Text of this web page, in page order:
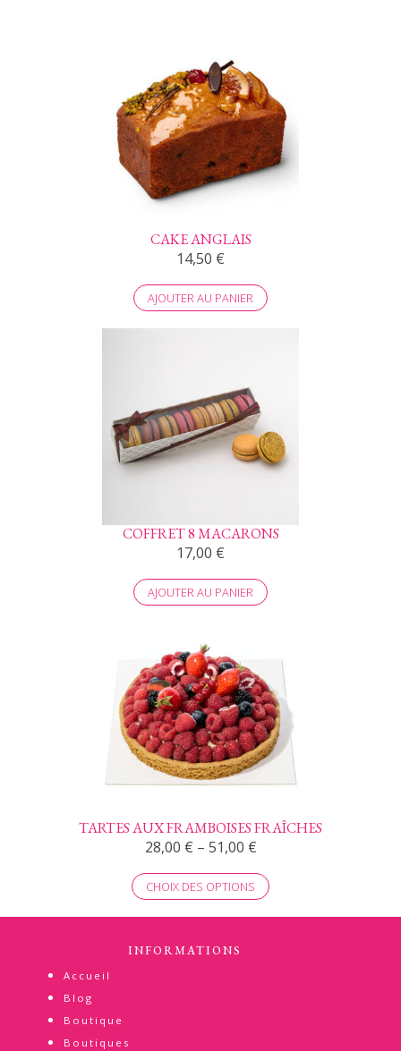
CAKE ANGLAIS
14,50 €
AJOUTER AU PANIER
COFFRET 8 MACARONS
17,00 €
AJOUTER AU PANIER
TARTES AUX FRAMBOISES FRAÎCHES
28,00 € – 51,00 €
CHOIX DES OPTIONS
INFORMATIONS
Accueil
Blog
Boutique
Boutiques